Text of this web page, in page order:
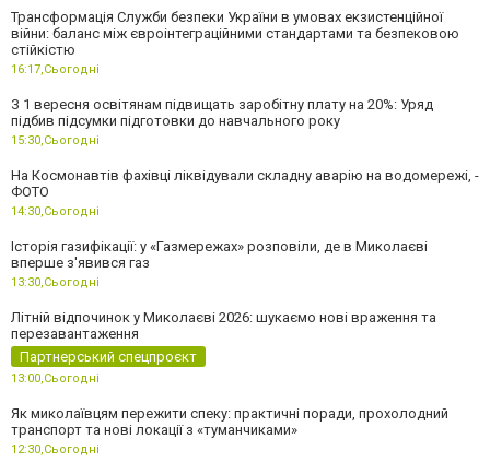
Трансформація Служби безпеки України в умовах екзистенційної
війни: баланс між євроінтеграційними стандартами та безпековою
стійкістю
16:17, Сьогодні
З 1 вересня освітянам підвищать заробітну плату на 20%: Уряд
підбив підсумки підготовки до навчального року
15:30, Сьогодні
На Космонавтів фахівці ліквідували складну аварію на водомережі, -
ФОТО
14:30, Сьогодні
Історія газифікації: у «Газмережах» розповіли, де в Миколаєві
вперше з'явився газ
13:30, Сьогодні
Літній відпочинок у Миколаєві 2026: шукаємо нові враження та
перезавантаження
Партнерський спецпроєкт
13:00, Сьогодні
Як миколаївцям пережити спеку: практичні поради, прохолодний
транспорт та нові локації з «туманчиками»
12:30, Сьогодні